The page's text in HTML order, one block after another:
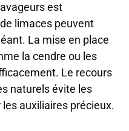
est
limaces peuvent
La mise en place
la cendre ou les
Le recours
naturels évite les
auxiliaires précieux.